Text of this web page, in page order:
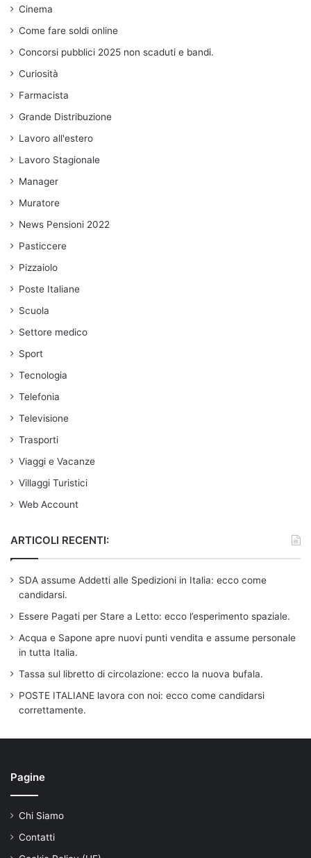
Cinema
Come fare soldi online
Concorsi pubblici 2025 non scaduti e bandi.
Curiosità
Farmacista
Grande Distribuzione
Lavoro all'estero
Lavoro Stagionale
Manager
Muratore
News Pensioni 2022
Pasticcere
Pizzaiolo
Poste Italiane
Scuola
Settore medico
Sport
Tecnologia
Telefonia
Televisione
Trasporti
Viaggi e Vacanze
Villaggi Turistici
Web Account
ARTICOLI RECENTI:
SDA assume Addetti alle Spedizioni in Italia: ecco come
candidarsi.
Essere Pagati per Stare a Letto: ecco l’esperimento spaziale.
Acqua e Sapone apre nuovi punti vendita e assume personale
in tutta Italia.
Tassa sul libretto di circolazione: ecco la nuova bufala.
POSTE ITALIANE lavora con noi: ecco come candidarsi
correttamente.
Pagine
Chi Siamo
Contatti